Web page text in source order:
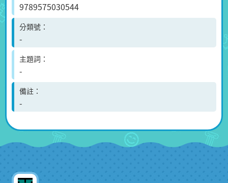
9789575030544
分類號
-
主題詞
-
備註
-